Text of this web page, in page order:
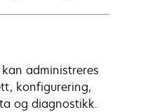
administreres
konfigurering,
og diagnostikk.